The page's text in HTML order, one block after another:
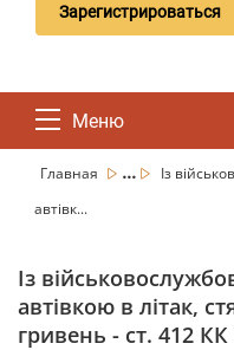
Зарегистрироваться
Меню
Главная ...
Із
автівк...
Із
автівкою в літак,
гривень - ст. 412 КК